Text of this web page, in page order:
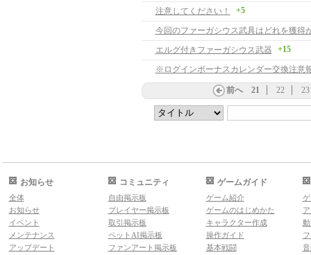
注意してください！
+5
今回のファーガシウス武具はどれを獲得
エルグ付きファーガシウス武器
+15
※ログインボーナスカレンダー交換注意
前へ 21 22 23
お知らせ
全体
お知らせ
イベント
メンテナンス
アップデート
コミュニティ
自由掲示板
プレイヤー掲示板
取引掲示板
ペットAI掲示板
ファンアート掲示板
ゲームガイド
ゲーム紹介
ゲームのはじめかた
キャラクター作成
操作ガイド
基本戦闘